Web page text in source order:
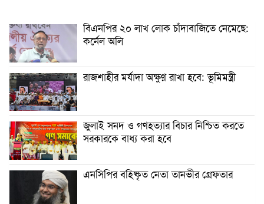
বিএনপির ২০ লাখ লোক চাঁদাবাজিতে নেমেছে:
কর্নেল অলি
রাজশাহীর মর্যাদা অক্ষুণ্ন রাখা হবে: ভূমিমন্ত্রী
জুলাই সনদ ও গণহত্যার বিচার নিশ্চিত করতে
সরকারকে বাধ্য করা হবে
এনসিপির বহিষ্কৃত নেতা তানভীর গ্রেফতার